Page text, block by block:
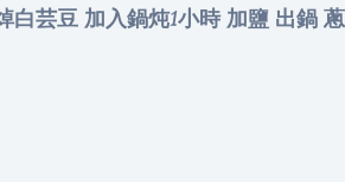
芸豆 加入鍋炖1小時 加鹽 出鍋